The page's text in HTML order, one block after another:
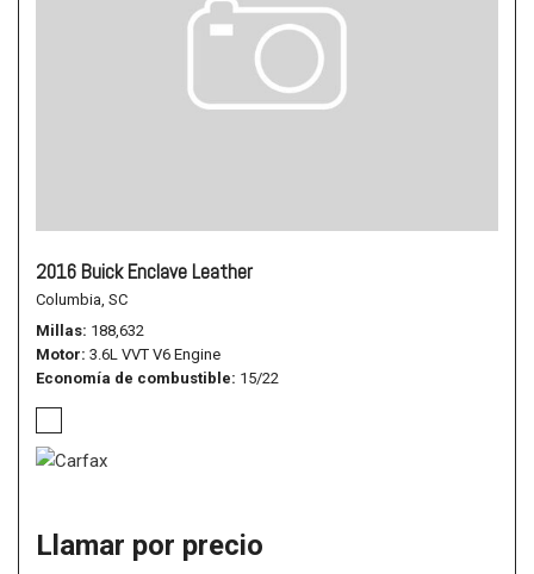
2016 Buick Enclave Leather
Columbia, SC
Millas 188,632
Motor 3.6L VVT V6 Engine
Economía de combustible 15/22
Llamar por precio